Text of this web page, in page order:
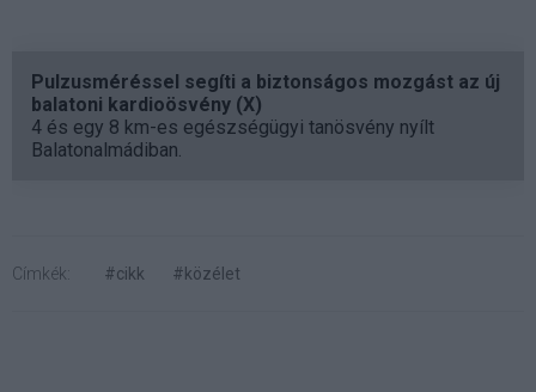
Pulzusméréssel segíti a biztonságos mozgást az új
balatoni kardioösvény (X)
4 és egy 8 km-es egészségügyi tanösvény nyílt
Balatonalmádiban.
Címkék: #cikk #közélet